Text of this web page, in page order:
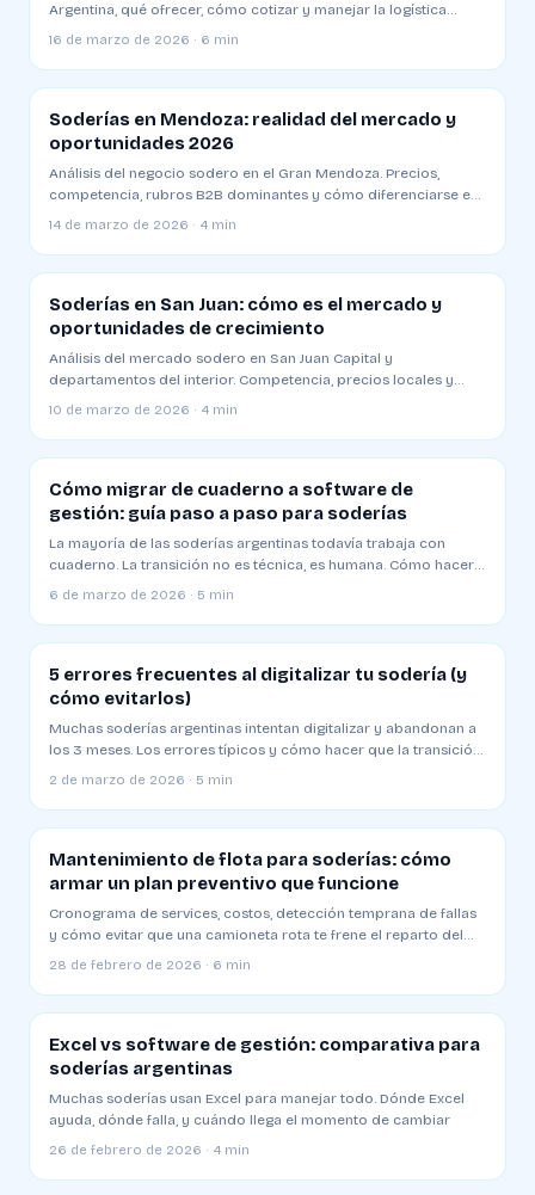
Argentina, qué ofrecer, cómo cotizar y manejar la logística
especial
16 de marzo de 2026 · 6 min
Soderías en Mendoza: realidad del mercado y
oportunidades 2026
Análisis del negocio sodero en el Gran Mendoza. Precios,
competencia, rubros B2B dominantes y cómo diferenciarse en
una plaza competitiva
14 de marzo de 2026 · 4 min
Soderías en San Juan: cómo es el mercado y
oportunidades de crecimiento
Análisis del mercado sodero en San Juan Capital y
departamentos del interior. Competencia, precios locales y
estrategias para operar en Cuyo
10 de marzo de 2026 · 4 min
Cómo migrar de cuaderno a software de
gestión: guía paso a paso para soderías
La mayoría de las soderías argentinas todavía trabaja con
cuaderno. La transición no es técnica, es humana. Cómo hacerla
sin resistencia
6 de marzo de 2026 · 5 min
5 errores frecuentes al digitalizar tu sodería (y
cómo evitarlos)
Muchas soderías argentinas intentan digitalizar y abandonan a
los 3 meses. Los errores típicos y cómo hacer que la transición
funcione
2 de marzo de 2026 · 5 min
Mantenimiento de flota para soderías: cómo
armar un plan preventivo que funcione
Cronograma de services, costos, detección temprana de fallas
y cómo evitar que una camioneta rota te frene el reparto del
28 de febrero de 2026 · 6 min
Excel vs software de gestión: comparativa para
soderías argentinas
Muchas soderías usan Excel para manejar todo. Dónde Excel
ayuda, dónde falla, y cuándo llega el momento de cambiar
26 de febrero de 2026 · 4 min